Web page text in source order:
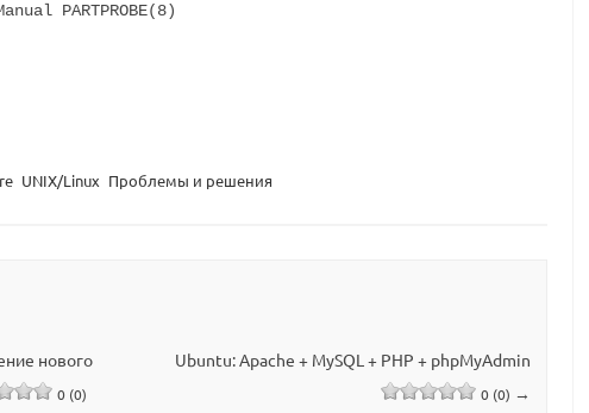
PARTPROBE(8)
UNIX/Linux Проблемы и решения
нового
0 (0)
Ubuntu: Apache + MySQL + PHP + phpMyAdmin
0 (0) →